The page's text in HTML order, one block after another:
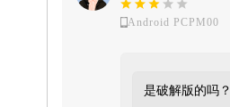
Android PCPM00
是破解版的吗？